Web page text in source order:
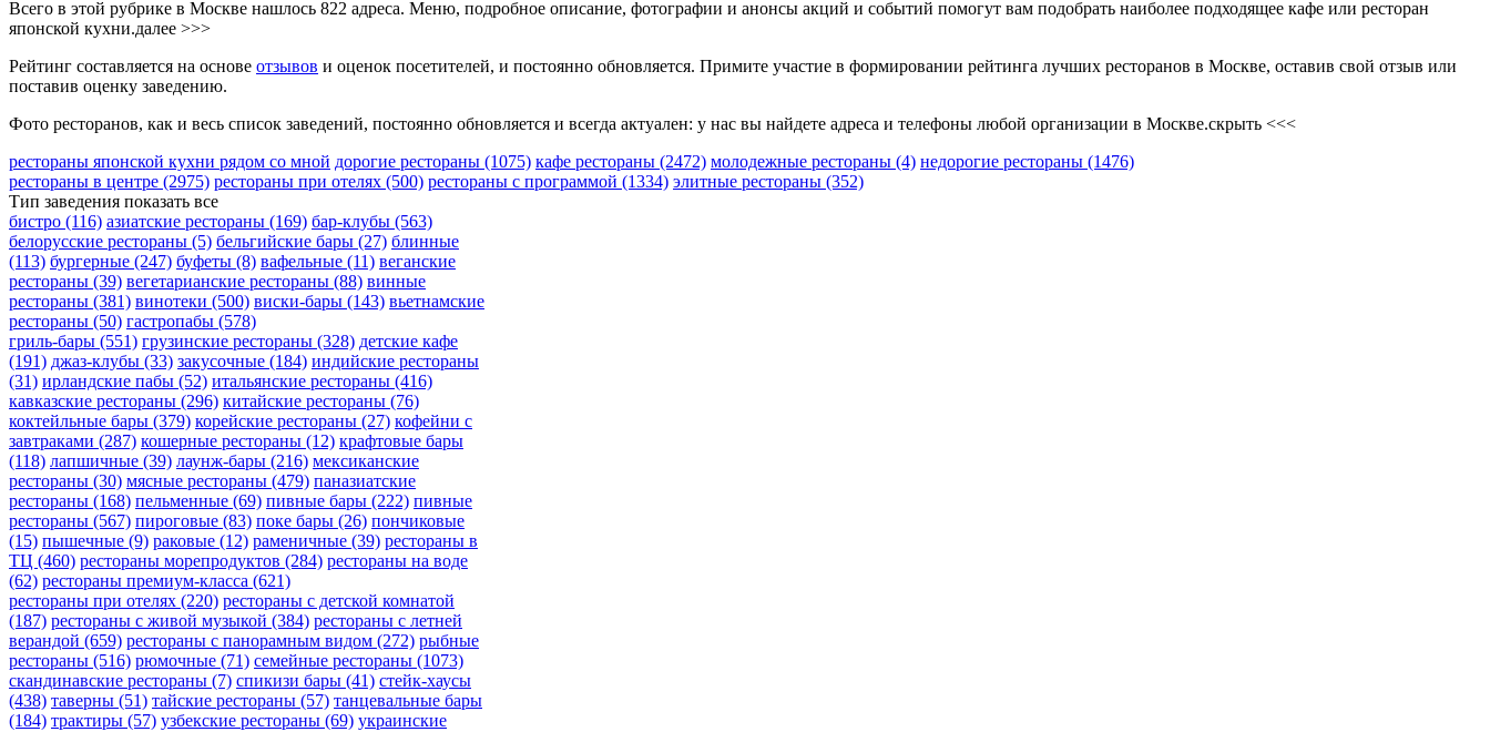
Всего в этой рубрике в Москве нашлось 822 адреса. Меню, подробное описание, фотографии и анонсы акций и событий помогут вам подобрать наиболее подходящее кафе или ресторан
японской кухни.далее >>>
Рейтинг составляется на основе отзывов и оценок посетителей, и постоянно обновляется. Примите участие в формировании рейтинга лучших ресторанов в Москве, оставив свой отзыв или
поставив оценку заведению.
Фото ресторанов, как и весь список заведений, постоянно обновляется и всегда актуален: у нас вы найдете адреса и телефоны любой организации в Москве.скрыть <<<
рестораны японской кухни рядом со мной дорогие рестораны (1075) кафе рестораны (2472) молодежные рестораны (4) недорогие рестораны (1476)
рестораны в центре (2975) рестораны при отелях (500) рестораны с программой (1334) элитные рестораны (352)
Тип заведения показать все
бистро (116) азиатские рестораны (169) бар-клубы (563)
белорусские рестораны (5) бельгийские бары (27) блинные
(113) бургерные (247) буфеты (8) вафельные (11) веганские
рестораны (39) вегетарианские рестораны (88) винные
рестораны (381) винотеки (500) виски-бары (143) вьетнамские
рестораны (50) гастропабы (578)
гриль-бары (551) грузинские рестораны (328) детские кафе
(191) джаз-клубы (33) закусочные (184) индийские рестораны
(31) ирландские пабы (52) итальянские рестораны (416)
кавказские рестораны (296) китайские рестораны (76)
коктейльные бары (379) корейские рестораны (27) кофейни с
завтраками (287) кошерные рестораны (12) крафтовые бары
(118) лапшичные (39) лаунж-бары (216) мексиканские
рестораны (30) мясные рестораны (479) паназиатские
рестораны (168) пельменные (69) пивные бары (222) пивные
рестораны (567) пироговые (83) поке бары (26) пончиковые
(15) пышечные (9) раковые (12) раменичные (39) рестораны в
ТЦ (460) рестораны морепродуктов (284) рестораны на воде
(62) рестораны премиум-класса (621)
рестораны при отелях (220) рестораны с детской комнатой
(187) рестораны с живой музыкой (384) рестораны с летней
верандой (659) рестораны с панорамным видом (272) рыбные
рестораны (516) рюмочные (71) семейные рестораны (1073)
скандинавские рестораны (7) спикизи бары (41) стейк-хаусы
(438) таверны (51) тайские рестораны (57) танцевальные бары
(184) трактиры (57) узбекские рестораны (69) украинские